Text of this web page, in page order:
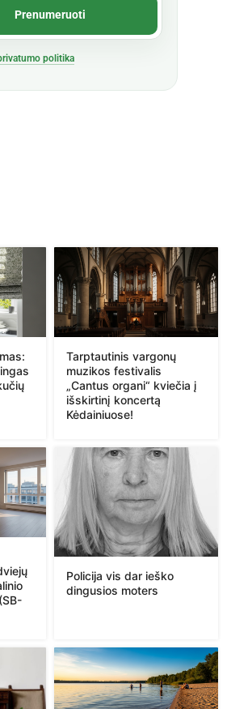
politika
Tarptautinis vargonų
muzikos festivalis
„Cantus organi“ kviečia į
išskirtinį koncertą
Kėdainiuose!
Policija vis dar ieško
dingusios moters